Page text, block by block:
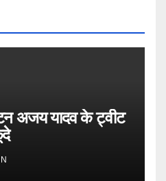
अजय यादव के ट्वीट